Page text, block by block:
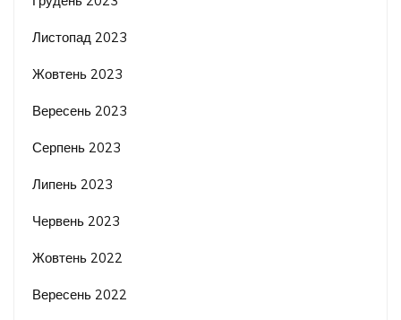
Листопад 2023
Жовтень 2023
Вересень 2023
Серпень 2023
Липень 2023
Червень 2023
Жовтень 2022
Вересень 2022